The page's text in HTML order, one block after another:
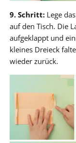
9. Schritt: Lege
auf den Tisch. Die
aufgeklappt und
kleines Dreieck
wieder zurück.